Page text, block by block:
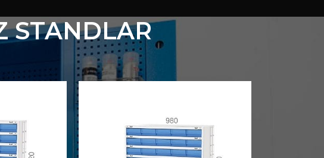
STANDLAR
STANDLAR